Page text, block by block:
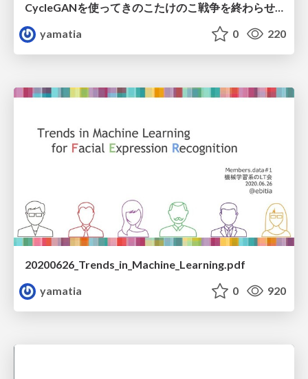
CycleGANを使ってきのこたけのこ戦争を終わらせたかった話
yamatia
0 220
20200626_Trends_in_Machine_Learning.pdf
yamatia
0 920